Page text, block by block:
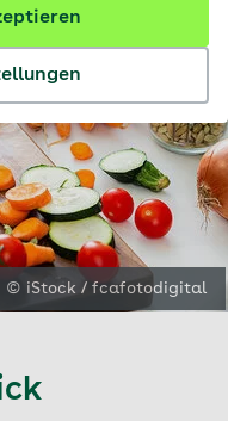
© iStock / fcafotodigital